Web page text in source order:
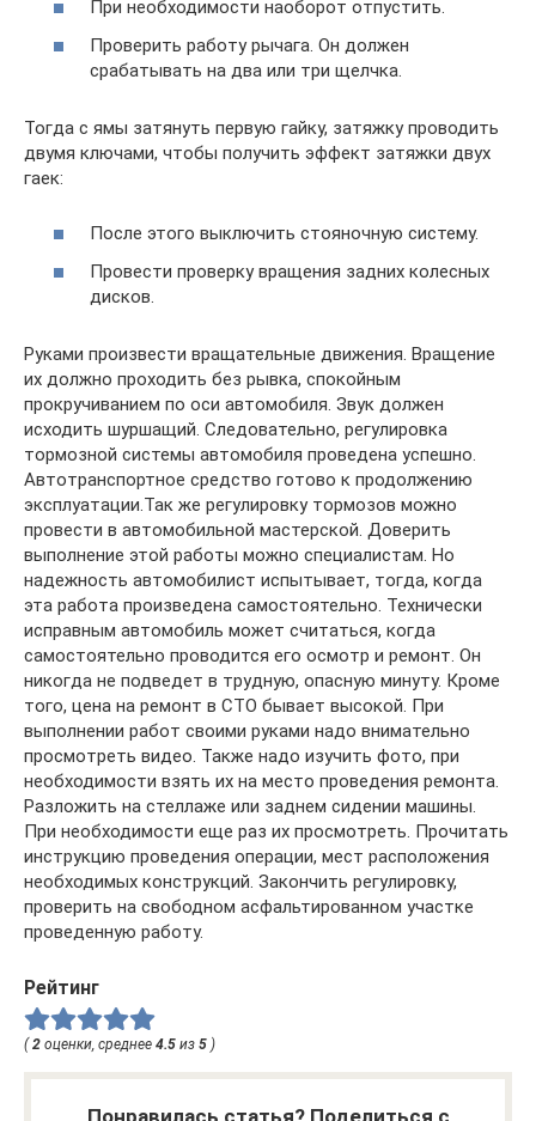
При необходимости наоборот отпустить.
Проверить работу рычага. Он должен
срабатывать на два или три щелчка.
Тогда с ямы затянуть первую гайку, затяжку проводить
двумя ключами, чтобы получить эффект затяжки двух
гаек:
После этого выключить стояночную систему.
Провести проверку вращения задних колесных
дисков.
Руками произвести вращательные движения. Вращение
их должно проходить без рывка, спокойным
прокручиванием по оси автомобиля. Звук должен
исходить шуршащий. Следовательно, регулировка
тормозной системы автомобиля проведена успешно.
Автотранспортное средство готово к продолжению
эксплуатации.Так же регулировку тормозов можно
провести в автомобильной мастерской. Доверить
выполнение этой работы можно специалистам. Но
надежность автомобилист испытывает, тогда, когда
эта работа произведена самостоятельно. Технически
исправным автомобиль может считаться, когда
самостоятельно проводится его осмотр и ремонт. Он
никогда не подведет в трудную, опасную минуту. Кроме
того, цена на ремонт в СТО бывает высокой. При
выполнении работ своими руками надо внимательно
просмотреть видео. Также надо изучить фото, при
необходимости взять их на место проведения ремонта.
Разложить на стеллаже или заднем сидении машины.
При необходимости еще раз их просмотреть. Прочитать
инструкцию проведения операции, мест расположения
необходимых конструкций. Закончить регулировку,
проверить на свободном асфальтированном участке
проведенную работу.
Рейтинг
(2 оценки, среднее 4.5 из 5 )
Понравилась статья? Поделиться с